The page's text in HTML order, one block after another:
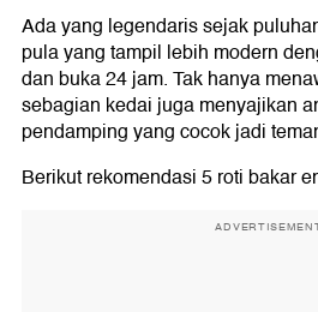
Ada yang legendaris sejak
pula yang tampil lebih modern
dan buka 24 jam. Tak hanya
sebagian kedai juga menyajikan
pendamping yang cocok jadi
Berikut rekomendasi 5 roti bakar